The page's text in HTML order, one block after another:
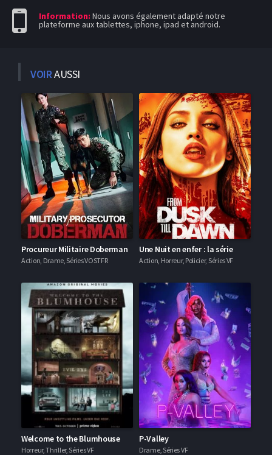
Information: Nous avons également adapté notre
plateforme aux tablettes, iphone, ipad et android.
VOIRAUSSI
Procureur Militaire Doberman
Action, Drame, Séries VOSTFR
Une Nuit en enfer : la série
Action, Horreur, Policier, Séries VF
Welcome to the Blumhouse
Horreur, Thriller, Séries VF
P-Valley
Drame, Séries VF